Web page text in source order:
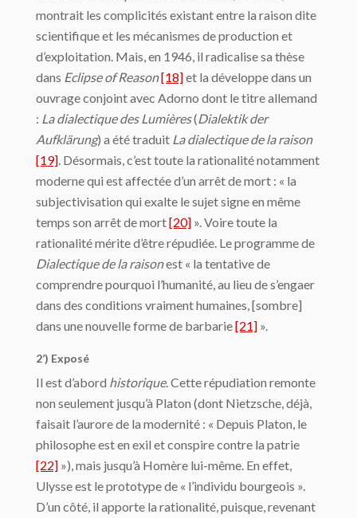
montrait les complicités existant entre la raison dite
scientifique et les mécanismes de production et
d’exploitation. Mais, en 1946, il radicalise sa thèse
dans Eclipse of Reason[18]et la développe dans un
ouvrage conjoint avec Adorno dont le titre allemand
: La dialectique des Lumières(Dialektik der
Aufklärung) a été traduit La dialectique de la raison
[19] . Désormais, c’est toute la rationalité notamment
moderne qui est affectée d’un arrêt de mort : « la
subjectivisation qui exalte le sujet signe en même
temps son arrêt de mort[20] ». Voire toute la
rationalité mérite d’être répudiée. Le programme de
Dialectique de la raisonest « la tentative de
comprendre pourquoi l’humanité, au lieu de s’engaer
dans des conditions vraiment humaines, [sombre]
dans une nouvelle forme de barbarie[21] ».
2’) Exposé
Il est d’abord historique. Cette répudiation remonte
non seulement jusqu’à Platon (dont Nietzsche, déjà,
faisait l’aurore de la modernité : « Depuis Platon, le
philosophe est en exil et conspire contre la patrie
[22] »), mais jusqu’à Homère lui-même. En effet,
Ulysse est le prototype de « l’individu bourgeois ».
D’un côté, il apporte la rationalité, puisque, revenant